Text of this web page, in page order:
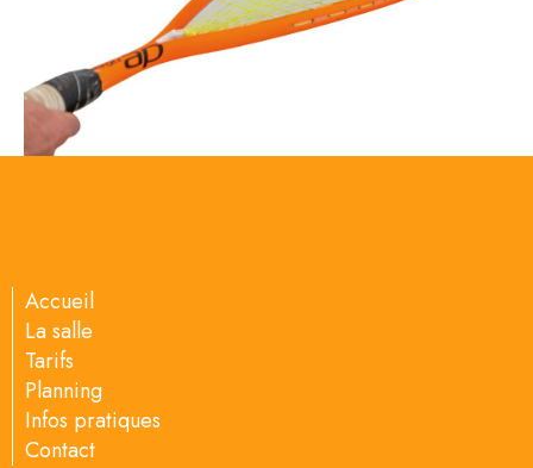
Accueil
La salle
Tarifs
Planning
Infos pratiques
Contact